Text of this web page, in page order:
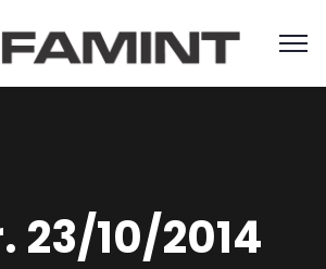
23/10/2014